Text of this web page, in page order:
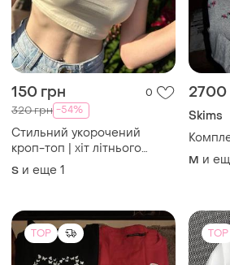
320 грн -54%
Стильний укорочений
кроп-топ | хіт літнього
сезону
S и еще 1
Skims
M и
TOP TOP